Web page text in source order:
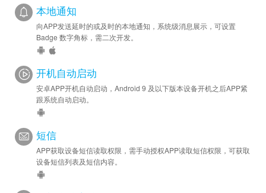
本地通知
向APP发送延时的或及时的本地通知，系统级消息展示，可设置
Badge 数字角标，需二次开发。
开机自动启动
安卓APP开机自动启动，Android 9 及以下版本设备开机之后APP紧
跟系统自动启动。
短信
APP获取设备短信读取权限，需手动授权APP读取短信权限，可获取
设备短信列表及短信内容。